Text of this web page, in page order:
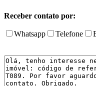
Receber contato por:
Whatsapp Telefone